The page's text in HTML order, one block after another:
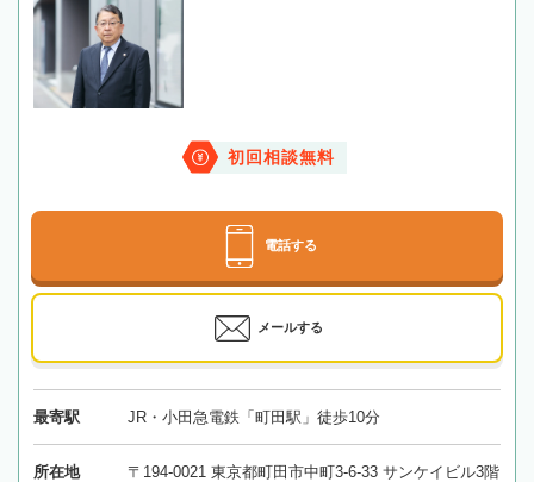
初回相談無料
電話する
メールする
最寄駅 JR・小田急電鉄「町田駅」徒歩10分
所在地 〒194-0021 東京都町田市中町3-6-33 サンケイビル3階